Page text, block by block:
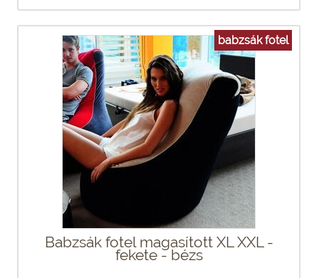
babzsák fotel
Babzsák fotel magasított XL XXL -
fekete - bézs